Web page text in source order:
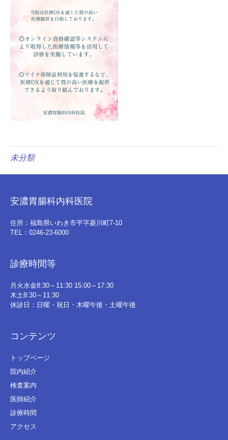
未分類
安濃胃腸科内科医院
住所：福島県いわき市平字菱川町7-10
TEL：0246-23-6000
診療時間等
月火水金8:30～11:30 15:00～17:30
木土8:30～11:30
休診日：日曜・祝日・木曜午後・土曜午後
コンテンツ
トップページ
院内紹介
検査案内
医師紹介
診療時間
アクセス